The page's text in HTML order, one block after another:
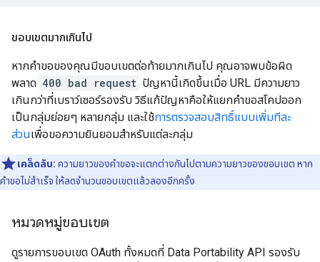
ขอบเขตมากเกินไป
หากคำขอของคุณมีขอบเขตต่อท้ายมากเกินไป คุณอาจพบข้อผิด
พลาด 400 bad request ปัญหานี้เกิดขึ้นเมื่อ URL มีความยาว
เกินกว่าที่เบราว์เซอร์รองรับ วิธีแก้ปัญหาคือให้แยกคำขอสโคปออก
เป็นกลุ่มย่อยๆ หลายกลุ่ม และใช้การตรวจสอบสิทธิ์แบบเพิ่มทีละ
ส่วนเพื่อขอความยินยอมสำหรับแต่ละกลุ่ม
เคล็ดลับ: ความยาวของคําขอจะแตกต่างกันไปตามความยาวของขอบเขต หาก
คำขอไม่สำเร็จ ให้ลดจำนวนขอบเขตแล้วลองอีกครั้ง
หมวดหมู่ขอบเขต
ดูรายการขอบเขต OAuth ทั้งหมดที่ Data Portability API รองรับ